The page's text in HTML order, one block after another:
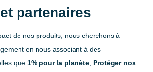
Suisse
partenaires
de nos produits, nous cherchons à
en nous associant à des
que 1% pour la planète Protéger nos